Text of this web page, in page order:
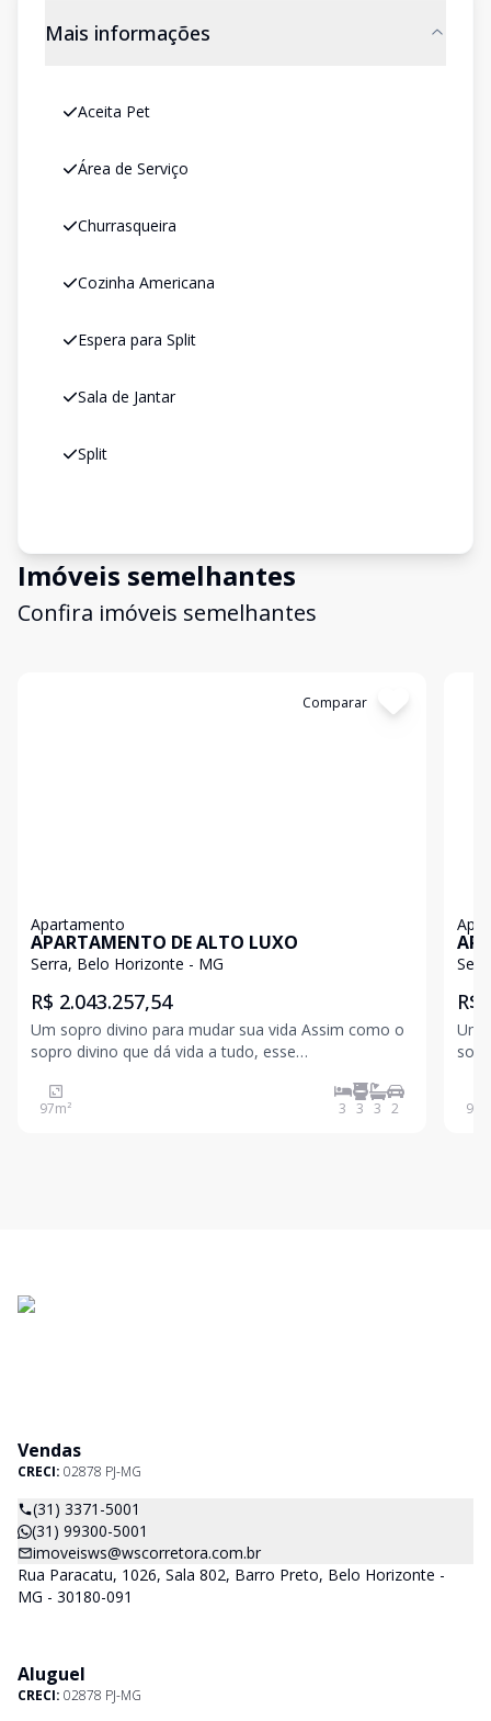
Mais informações
Aceita Pet
Área de Serviço
Churrasqueira
Cozinha Americana
Espera para Split
Sala de Jantar
Split
Imóveis semelhantes
Confira imóveis semelhantes
Comparar
Apartamento
APARTAMENTO DE ALTO LUXO
Serra, Belo Horizonte - MG
R$ 2.043.257,54
Um sopro divino para mudar sua vida Assim como o
sopro divino que dá vida a tudo, esse
alimenta a alma. Uma celebração diária de
experienciar emoções exclusivas em cada espaço
97m² 3 3 3 2
R$
Um
97
Vendas
CRECI: 02878 PJ-MG
(31) 3371-5001
(31) 99300-5001
imoveisws@wscorretora.com.br
Rua Paracatu, 1026, Sala 802, Barro Preto, Belo Horizonte -
MG - 30180-091
Aluguel
CRECI: 02878 PJ-MG